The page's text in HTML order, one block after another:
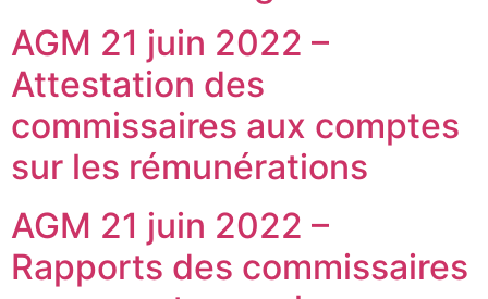
AGM 21 juin 2022 –
Attestation des
commissaires aux comptes
sur les rémunérations
AGM 21 juin 2022 –
Rapports des commissaires